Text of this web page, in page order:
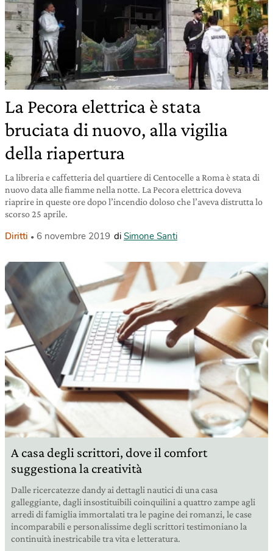
La Pecora elettrica è stata
bruciata di nuovo, alla vigilia
della riapertura
La libreria e caffetteria del quartiere di Centocelle a Roma è stata di
nuovo data alle fiamme nella notte. La Pecora elettrica doveva
riaprire in queste ore dopo l’incendio doloso che l’aveva distrutta lo
scorso 25 aprile.
Diritti 6 novembre 2019 di Simone Santi
A casa degli scrittori, dove il comfort
suggestiona la creatività
Dalle ricercatezze dandy ai dettagli nautici di una casa
galleggiante, dagli insostituibili coinquilini a quattro zampe agli
arredi di famiglia immortalati tra le pagine dei romanzi, le case
incomparabili e personalissime degli scrittori testimoniano la
continuità inestricabile tra vita e letteratura.